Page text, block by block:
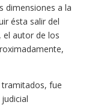
dimensiones a la
ésta salir del
el autor de los
fue